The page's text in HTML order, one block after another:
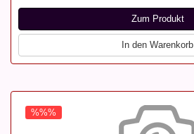
Zum Produkt
In den Warenkorb
%%%